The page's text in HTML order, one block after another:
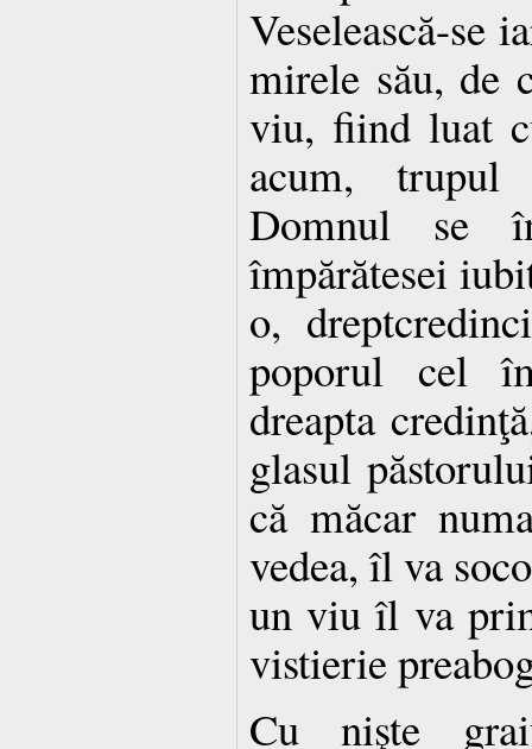
Veselească-se
mirele său, de
viu, fiind luat
acum,
Domnul se
împărătesei
o,
poporul cel
dreapta
glasul
că măcar
vedea, îl va
un viu îl va
vistierie
Cu nişte